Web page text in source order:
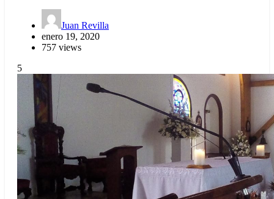
Juan Revilla
enero 19, 2020
757 views
5